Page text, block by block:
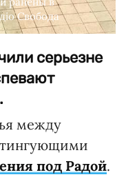
Свобода
серьезне
между
под Радой.